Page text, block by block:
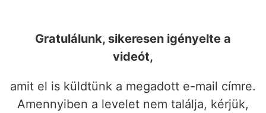
Gratulálunk, sikeresen igényelte a
videót,
amit el is küldtünk a megadott e-mail címre.
Amennyiben a levelet nem találja, kérjük,